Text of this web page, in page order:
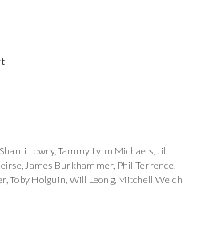
Shanti Lowry,Tammy Lynn Michaels,Jill
,James Burkhammer, Phil Terrence,
,Toby Holguin, Will Leong, Mitchell Welch